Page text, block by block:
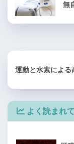
無
運動と水素による
よく読まれ